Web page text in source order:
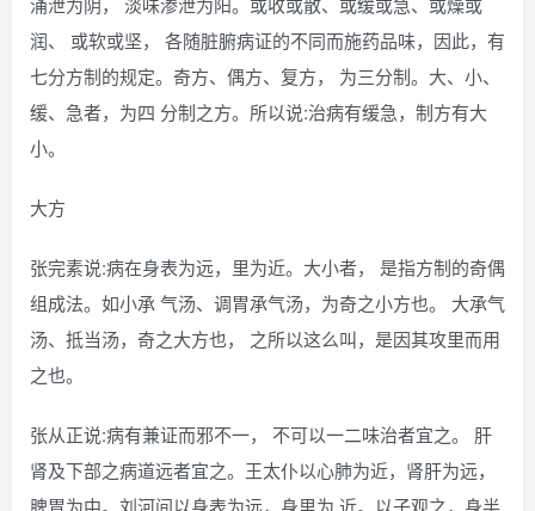
润、 或软或坚， 各随脏腑病证的不同而施药品味，因此，有
七分方制的规定。奇方、偶方、复方， 为三分制。大、小、
缓、急者，为四 分制之方。所以说:治病有缓急，制方有大
小。
大方
张完素说:病在身表为远，里为近。大小者， 是指方制的奇偶
组成法。如小承 气汤、调胃承气汤，为奇之小方也。 大承气
汤、抵当汤，奇之大方也， 之所以这么叫，是因其攻里而用
之也。
张从正说:病有兼证而邪不一， 不可以一二味治者宜之。 肝
肾及下部之病道远者宜之。王太仆以心肺为近，肾肝为远，